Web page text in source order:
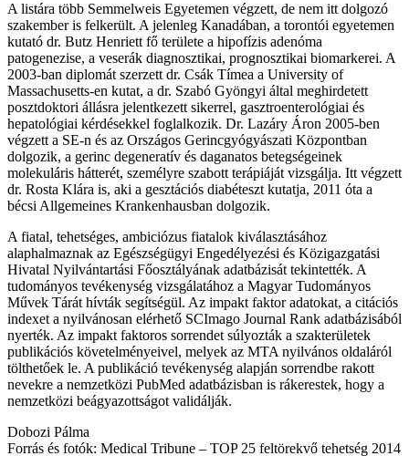
A listára több Semmelweis Egyetemen végzett, de nem itt dolgozó
szakember is felkerült. A jelenleg Kanadában, a torontói egyetemen
kutató dr. Butz Henriett fő területe a hipofízis adenóma
patogenezise, a veserák diagnosztikai, prognosztikai biomarkerei. A
2003-ban diplomát szerzett dr. Csák Tímea a University of
Massachusetts-en kutat, a dr. Szabó Gyöngyi által meghirdetett
posztdoktori állásra jelentkezett sikerrel, gasztroenterológiai és
hepatológiai kérdésekkel foglalkozik. Dr. Lazáry Áron 2005-ben
végzett a SE-n és az Országos Gerincgyógyászati Központban
dolgozik, a gerinc degeneratív és daganatos betegségeinek
molekuláris hátterét, személyre szabott terápiáját vizsgálja. Itt végzett
dr. Rosta Klára is, aki a gesztációs diabéteszt kutatja, 2011 óta a
bécsi Allgemeines Krankenhausban dolgozik.
A fiatal, tehetséges, ambiciózus fiatalok kiválasztásához
alaphalmaznak az Egészségügyi Engedélyezési és Közigazgatási
Hivatal Nyilvántartási Főosztályának adatbázisát tekintették. A
tudományos tevékenység vizsgálatához a Magyar Tudományos
Művek Tárát hívták segítségül. Az impakt faktor adatokat, a citációs
indexet a nyilvánosan elérhető SCImago Journal Rank adatbázisából
nyerték. Az impakt faktoros sorrendet súlyozták a szakterületek
publikációs követelményeivel, melyek az MTA nyilvános oldaláról
tölthetőek le. A publikáció tevékenység alapján sorrendbe rakott
nevekre a nemzetközi PubMed adatbázisban is rákerestek, hogy a
nemzetközi beágyazottságot validálják.
Dobozi Pálma
Forrás és fotók: Medical Tribune – TOP 25 feltörekvő tehetség 2014